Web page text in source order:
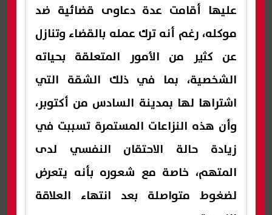
عليها أقامت عدة دعاوى قضائية ضد
موكله، رغم أنه ترك عمله بالقضاء وتنازل
عن كثير من الأمور المتعلقة بحياته
الشخصية، بما في ذلك الشقة التي
اشتراها لها بمدينة السادس من أكتوبر،
وأن هذه النزاعات المستمرة تسببت في
زيادة حالة الاحتقان النفسي لدى
المتهم، خاصة مع شعوره بأنه يتعرض
لضغوط متواصلة بعد انتهاء العلاقة